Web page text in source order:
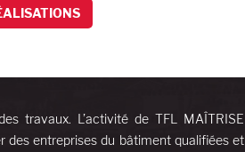
travaux. L’activité de TFL MAÎTRISE
des entreprises du bâtiment qualifiées et